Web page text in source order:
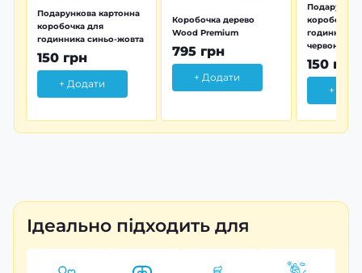
Подарункова картонна
коробочка для
годинника синьо-жовта
150 грн
+ Додати
Коробочка дерево
Wood Premium
795 грн
+ Додати
коробочка
годинника
червона
150 грн
+
Ідеально підходить для